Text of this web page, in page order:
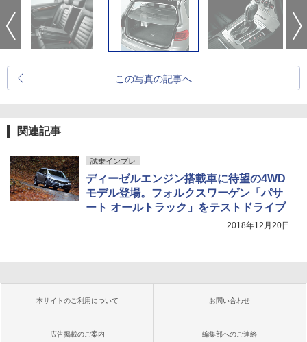
この写真の記事へ
関連記事
試乗インプレ
ディーゼルエンジン搭載車に待望の4WD
モデル登場。フォルクスワーゲン「パサ
ート オールトラック」をテストドライブ
2018年12月20日
本サイトのご利用について お問い合わせ
広告掲載のご案内 編集部へのご連絡